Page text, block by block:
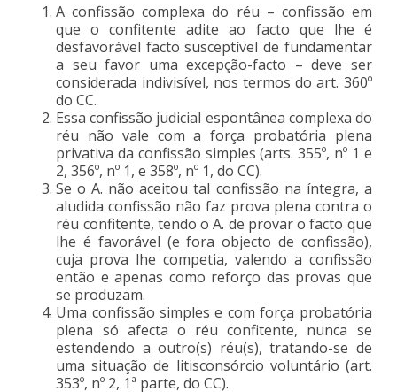
A confissão complexa do réu – confissão em
que o confitente adite ao facto que lhe é
desfavorável facto susceptível de fundamentar
a seu favor uma excepção-facto – deve ser
considerada indivisível, nos termos do art. 360º
do CC.
Essa confissão judicial espontânea complexa do
réu não vale com a força probatória plena
privativa da confissão simples (arts. 355º, nº 1 e
2, 356º, nº 1, e 358º, nº 1, do CC).
Se o A. não aceitou tal confissão na íntegra, a
aludida confissão não faz prova plena contra o
réu confitente, tendo o A. de provar o facto que
lhe é favorável (e fora objecto de confissão),
cuja prova lhe competia, valendo a confissão
então e apenas como reforço das provas que
se produzam.
Uma confissão simples e com força probatória
plena só afecta o réu confitente, nunca se
estendendo a outro(s) réu(s), tratando-se de
uma situação de litisconsórcio voluntário (art.
353º, nº 2, 1ª parte, do CC).